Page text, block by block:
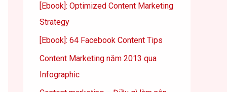
[Ebook]: Optimized Content Marketing
Strategy
[Ebook]: 64 Facebook Content Tips
Content Marketing năm 2013 qua
Infographic